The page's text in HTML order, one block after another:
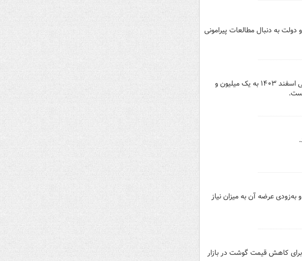
به دنبال مطالعات پیرامونی
هر کیلو گرم گوشت قرمز (ران گوسفندی) از ۹۸۰ هزار تومان تا یک میلیون تومان هفته پایانی اسفند ۱۴۰۳ به یک میلیون و
عرضه آن به میزان نیاز
برای کاهش قیمت گوشت در بازار